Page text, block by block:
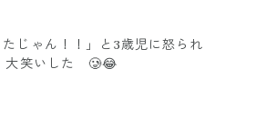
たじゃん！！」と3歳児に怒られ
大笑いした 🥲😂